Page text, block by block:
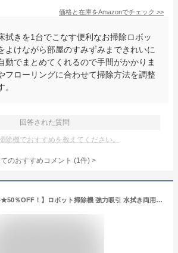
価格と在庫をAmazonでチェック >>
拭きを1台でこなす便利なお掃除ロボッ
よけながら部屋のすみずみまできれいに
動でまとめてくれるので手間がかかりま
フローリングに合わせて掃除方法を調整
回答された質問
除機でおすすめを教えてください。
のおすすめコメント (1件) >
【年末大感謝祭★50％OFF！】ロボット掃除機 強力吸引 水拭き両用 お掃除ロボット 水拭き 床拭きロボット 高性能 小型 床拭きロボット 日本製モップ 自動ゴミ収集 収納 シンプル操作 拭き掃除 両用 自動洗浄 落下防止 超薄型 静音 自動充電 贈り物 2025